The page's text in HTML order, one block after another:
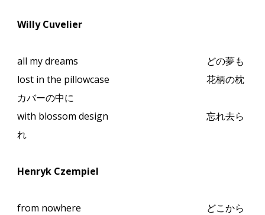
Willy Cuvelier
all my dreams
どの夢も
lost in the pillowcase
花柄の枕
カバーの中に
with blossom design
忘れ去ら
れ
Henryk Czempiel
from nowhere
どこから